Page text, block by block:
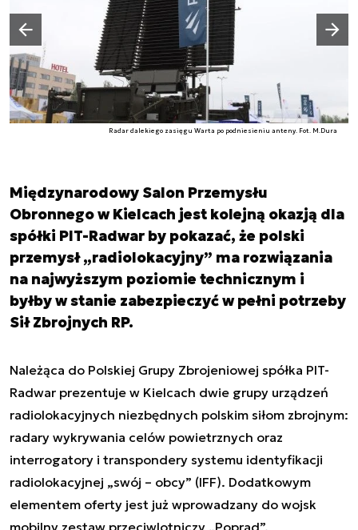
Radar dalekiego zasięgu Warta po podniesieniu anteny. Fot. M.Dura
Poprzedni slajd
Następny slajd
Międzynarodowy Salon Przemysłu
Obronnego w Kielcach jest kolejną okazją dla
spółki PIT-Radwar by pokazać, że polski
przemysł „radiolokacyjny” ma rozwiązania
na najwyższym poziomie technicznym i
byłby w stanie zabezpieczyć w pełni potrzeby
Sił Zbrojnych RP.
Należąca do Polskiej Grupy Zbrojeniowej spółka PIT-
Radwar prezentuje w Kielcach dwie grupy urządzeń
radiolokacyjnych niezbędnych polskim siłom zbrojnym:
radary wykrywania celów powietrznych oraz
interrogatory i transpondery systemu identyfikacji
radiolokacyjnej „swój – obcy” (IFF). Dodatkowym
elementem oferty jest już wprowadzany do wojsk